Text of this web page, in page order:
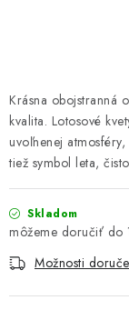
Recenzie
Krásna obojstranná
kvalita. Lotosové
uvoľnenej
tiež symbol leta,
Skladom
Možnosti